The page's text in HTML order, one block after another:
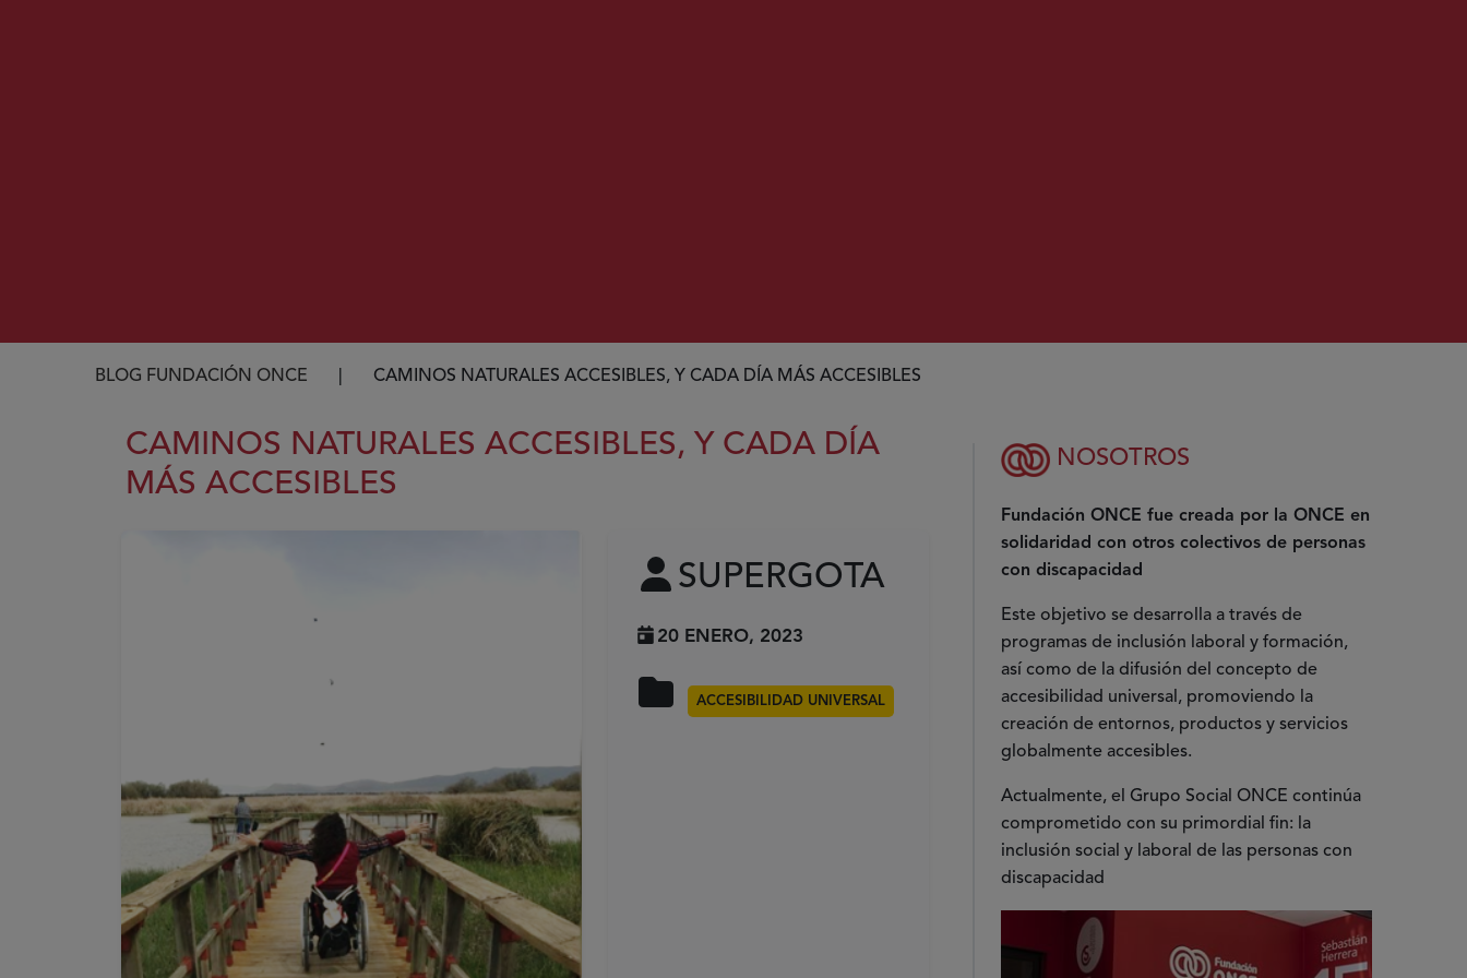
Ruta de navegación
BLOG FUNDACIÓN ONCE CAMINOS NATURALES ACCESIBLES, Y CADA DÍA MÁS ACCESIBLES
CAMINOS NATURALES ACCESIBLES, Y CADA DÍA
MÁS ACCESIBLES
SUPERGOTA
20 ENERO, 2023
ACCESIBILIDAD UNIVERSAL
NOSOTROS
Fundación ONCE fue creada por la ONCE en
solidaridad con otros colectivos de personas
con discapacidad
Este objetivo se desarrolla a través de
programas de inclusión laboral y formación,
así como de la difusión del concepto de
accesibilidad universal, promoviendo la
creación de entornos, productos y servicios
globalmente accesibles.
Actualmente, el Grupo Social ONCE continúa
comprometido con su primordial fin: la
inclusión social y laboral de las personas con
discapacidad